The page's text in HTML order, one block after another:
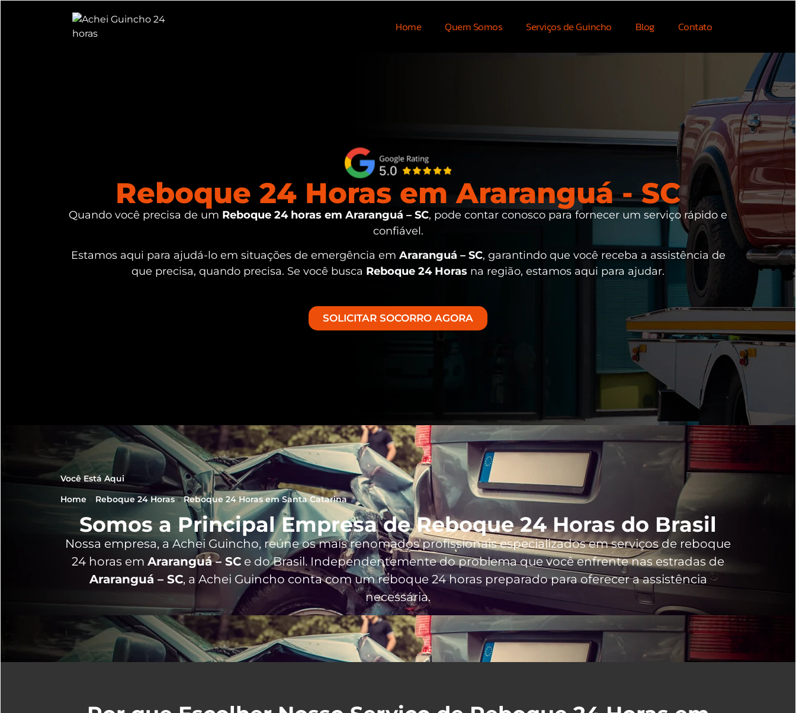
Home Quem Somos Serviços de Guincho Blog Contato
Reboque 24 Horas em Araranguá - SC
Quando você precisa de um Reboque 24 horas em Araranguá – SC, pode contar conosco para fornecer um serviço rápido e
confiável.
Estamos aqui para ajudá-lo em situações de emergência em Araranguá – SC, garantindo que você receba a assistência de
que precisa, quando precisa. Se você busca Reboque 24 Horas na região, estamos aqui para ajudar.
SOLICITAR SOCORRO AGORA
Você Está Aqui
Home
Reboque 24 Horas»Reboque 24 Horas em Santa Catarina
Somos a Principal Empresa de Reboque 24 Horas do Brasil
Nossa empresa, aAchei Guincho, reúne os mais renomados profissionais especializados em serviços de reboque
24 horas em Araranguá – SC e do Brasil. Independentemente do problema que você enfrente nas estradas de
Araranguá – SC, a Achei Guincho conta com um reboque 24 horas preparado para oferecer a assistência
necessária.